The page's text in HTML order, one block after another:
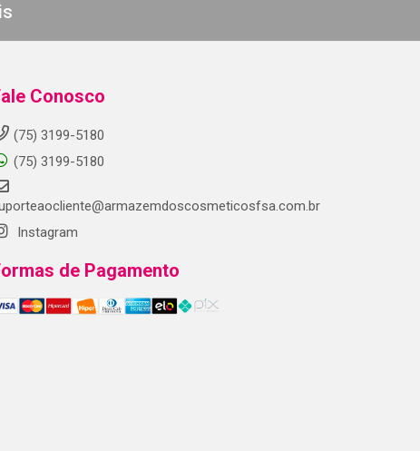
Conosco
(75) 3199-5180
(75) 3199-5180
Instagram
de Pagamento